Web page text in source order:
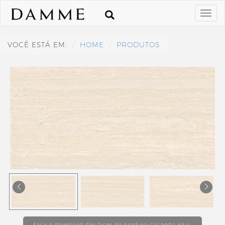
VOCÊ ESTÁ EM: HOME PRODUTOS